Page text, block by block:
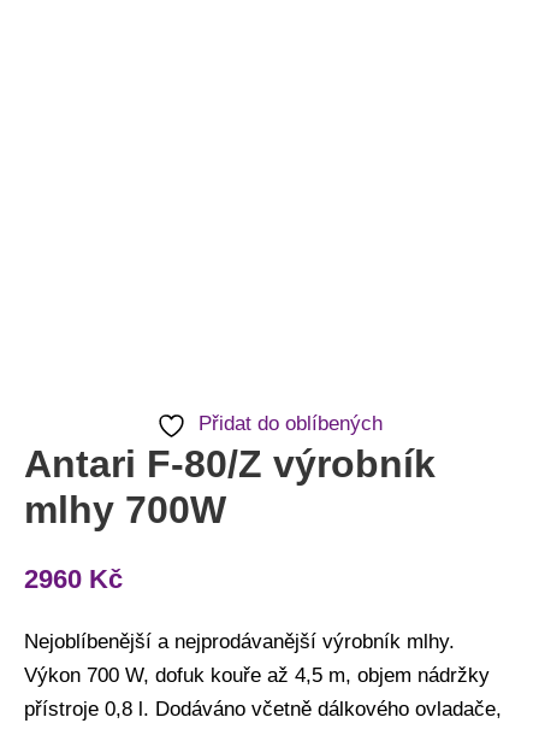
Přidat do oblíbených
Antari F-80/Z výrobník
mlhy 700W
2960 Kč
Nejoblíbenější a nejprodávanější výrobník mlhy.
Výkon 700 W, dofuk kouře až 4,5 m, objem nádržky
přístroje 0,8 l. Dodáváno včetně dálkového ovladače,